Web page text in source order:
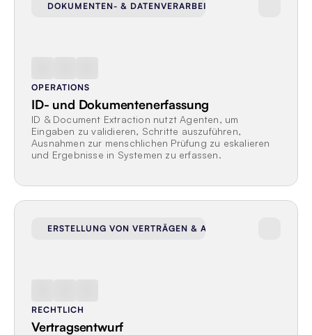
DOKUMENTEN- & DATENVERARBEITUNG
OPERATIONS
ID- und Dokumentenerfassung
ID & Document Extraction nutzt Agenten, um
Eingaben zu validieren, Schritte auszuführen,
Ausnahmen zur menschlichen Prüfung zu eskalieren
und Ergebnisse in Systemen zu erfassen.
ERSTELLUNG VON VERTRÄGEN & ANGEBOTEN
RECHTLICH
Vertragsentwurf